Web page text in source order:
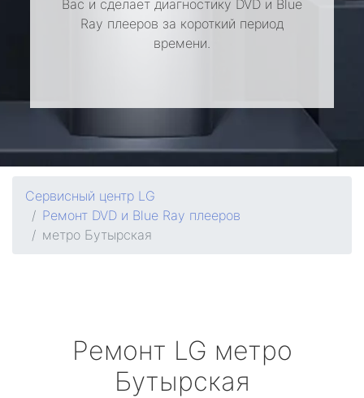
Вас и сделает диагностику DVD и Blue
Ray плееров за короткий период
времени.
Сервисный центр LG
Ремонт DVD и Blue Ray плееров
метро Бутырская
Ремонт LG метро
Бутырская